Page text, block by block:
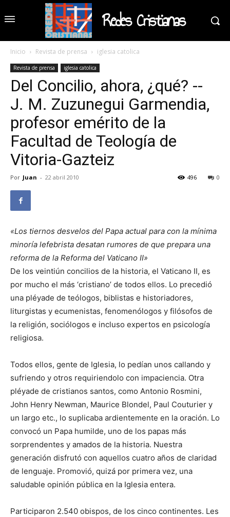
Redes Cristianas
Inicio Revista de prensa iglesia catolica
Revista de prensa iglesia catolica
Del Concilio, ahora, ¿qué? --
J. M. Zuzunegui Garmendia,
profesor emérito de la
Facultad de Teología de
Vitoria-Gazteiz
Por Juan - 22 abril 2010 0
496
«Los tiernos desvelos del Papa actual para con la mínima
minoría lefebrista desatan rumores de que prepara una
reforma de la Reforma del Vaticano II»
De los veintiún concilios de la historia, el Vaticano II, es
por mucho el más ‘cristiano’ de todos ellos. Lo precedió
una pléyade de teólogos, biblistas e historiadores,
liturgistas y ecumenistas, fenomenólogos y filósofos de
la religión, sociólogos e incluso expertos en psicología
religiosa.
Todos ellos, gente de Iglesia, lo pedían unos callando y
sufriendo y otros requiriendolo con impaciencia. Otra
pléyade de cristianos santos, como Antonio Rosmini,
John Henry Newman, Maurice Blondel, Paul Couturier y
un largo etc., lo suplicaba ardientemente en la oración. Lo
convocó un Papa humilde, uno de los papas más
sorprendentes y amados de la historia. Nuestra
generación disfrutó con aquellos cuatro años de claridad
de lenguaje. Promovió, quizá por primera vez, una
saludable opinión pública en la Iglesia entera.
Participaron 2.540 obispos, de los cinco continentes. Les